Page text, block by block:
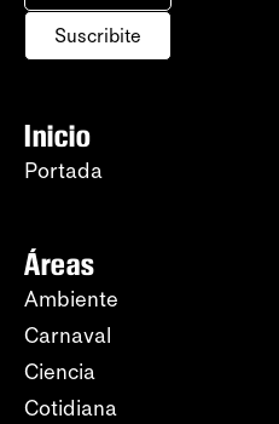
Suscribite
Inicio
Portada
Áreas
Ambiente
Carnaval
Ciencia
Cotidiana